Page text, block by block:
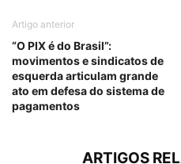
Artigo anterior
“O PIX é do Brasil”:
movimentos e sindicatos de
esquerda articulam grande
ato em defesa do sistema de
pagamentos
ARTIGOS